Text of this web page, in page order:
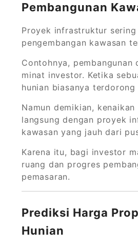
Pembangunan
Proyek infrastruktur
pengembangan kawasan
Contohnya,
minat investor. Ketika
hunian biasanya
Namun demikian,
langsung dengan proyek
kawasan yang jauh dari
Karena itu, bagi investor
ruang dan progres
pemasaran.
Prediksi Harga
Hunian